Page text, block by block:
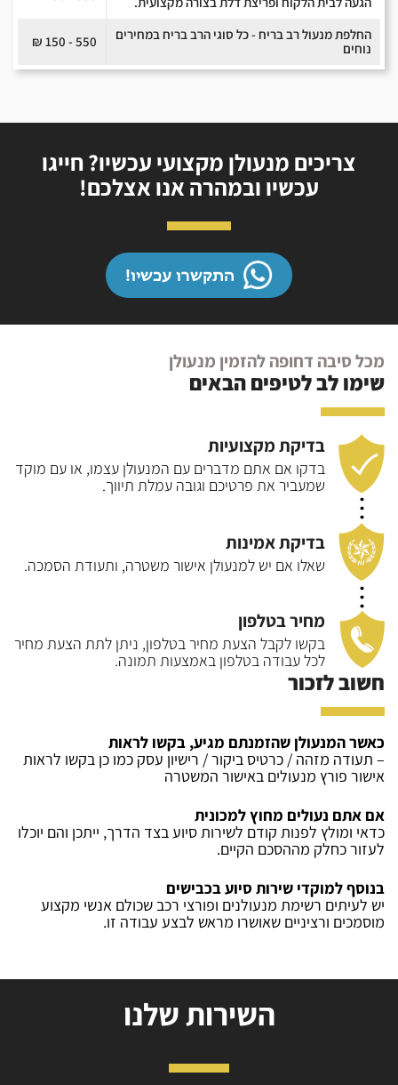
החלפת מנעול רב בריח - כל סוגי הרב בריח במחירים
נוחים
550 - 150 ₪
צריכים מנעולן מקצועי עכשיו? חייגו
עכשיו ובמהרה אנו אצלכם!
התקשרו עכשיו!
מכל סיבה דחופה להזמין מנעולן
שימו לב לטיפים הבאים
בדיקת מקצועיות
בדקו אם אתם מדברים עם המנעולן עצמו, או עם מוקד
שמעביר את פרטיכם וגובה עמלת תיווך.
בדיקת אמינות
שאלו אם יש למנעולן אישור משטרה, ותעודת הסמכה.
מחיר בטלפון
בקשו לקבל הצעת מחיר בטלפון, ניתן לתת הצעת מחיר
לכל עבודה בטלפון באמצעות תמונה.
חשוב לזכור
כאשר המנעולן שהזמנתם מגיע, בקשו לראות
– תעודה מזהה / כרטיס ביקור / רישיון עסק כמו כן בקשו לראות
אישור פורץ מנעולים באישור המשטרה
אם אתם נעולים מחוץ למכונית
כדאי ומולץ לפנות קודם לשירות סיוע בצד הדרך, ייתכן והם יוכלו
לעזור כחלק מההסכם הקיים.
בנוסף למוקדי שירות סיוע בכבישים
יש לעיתים רשימת מנעולנים ופורצי רכב שכולם אנשי מקצוע
מוסמכים ורציניים שאושרו מראש לבצע עבודה זו.
השירות שלנו